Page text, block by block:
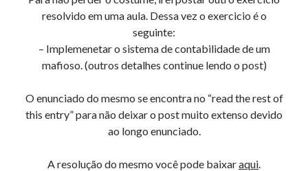
« mar
Artigos Recentes
Projetos – Git Hub
Compilando para Teensy 3.0 no Windows utilizando Makefile
Programando atmega8u2 no Arduino Uno utilizando USB Asp
resolvido em uma aula. Dessa vez o exercicio é o
seguinte:
– Implemenetar o sistema de contabilidade de um
mafioso. (outros detalhes continue lendo o post)
O enunciado do mesmo se encontra no “read the rest of
this entry” para não deixar o post muito extenso devido
ao longo enunciado.
A resolução do mesmo você pode baixaraqui.